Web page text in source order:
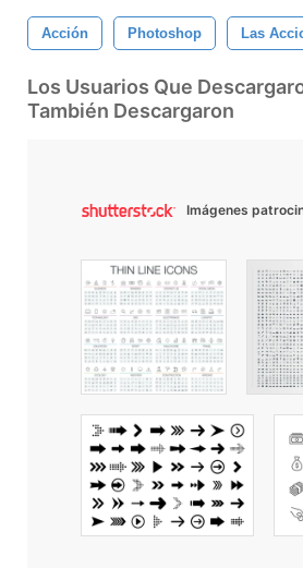
Acción Photoshop Las
Los Usuarios Que
También Descargaron
Imágenes